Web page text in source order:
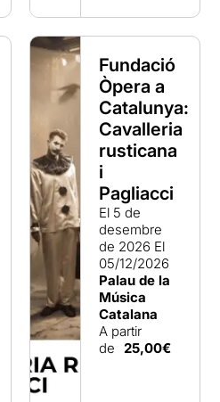
Fundació
Òpera a
Catalunya:
Cavalleria
rusticana
i
Pagliacci
El 5 de
desembre
de 2026 El
05/12/2026
Palau de la
Música
Catalana
A partir
de 25,00€